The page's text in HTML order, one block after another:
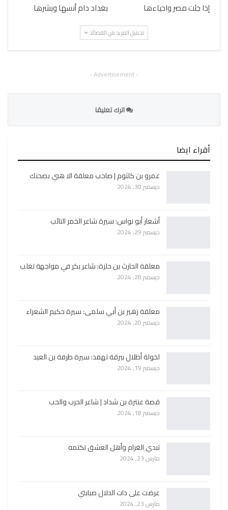
إذا جئت مصر واحياءها بغداد دام أنسها وبشرها
تحميل المزيد من القصائد
- Advertisement -
اترك تعليقا
أقراء ايضا
عمرو بن كلثوم | صاحب معلقة الا هبي بصحنك
ديسمبر 30, 2024
أشعار أبو نواس: سيرة شاعر الخمر التائب
ديسمبر 29, 2024
معلقة الحارث بن حلزة: شاعر بكر في مواجهة تغلب
ديسمبر 28, 2024
معلقة زهير بن أبي سلمى: سيرة حكيم الشعراء
ديسمبر 20, 2024
لخولة أطلال ببرقة ثهمد: سيرة طرفة بن العبد
ديسمبر 19, 2024
قصة عنترة بن شداد | شاعر الحرب والحب
ديسمبر 18, 2024
تبدي الغرام وأهل العشق تكتمه
مارس 23, 2024
عرضت على ذات الدلال صبابتي
مارس 23, 2024